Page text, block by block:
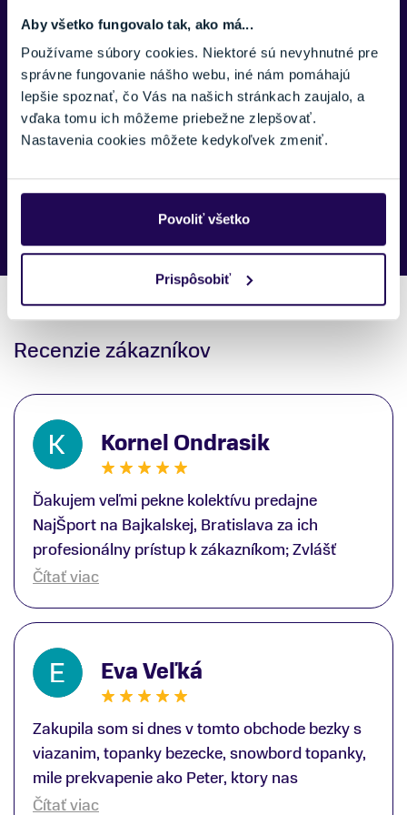
Aby všetko fungovalo tak, ako má...
Používame súbory cookies. Niektoré sú nevyhnutné pre
správne fungovanie nášho webu, iné nám pomáhajú
lepšie spoznať, čo Vás na našich stránkach zaujalo, a
vďaka tomu ich môžeme priebežne zlepšovať.
Nastavenia cookies môžete kedykoľvek zmeniť.
Povoliť všetko
Prispôsobiť
SPRÁVA:
Náš špecialista vám, čo najskôr zavolá ohľadom tohto
Recenzie zákazníkov
Kornel Ondrasik
Ďakujem veľmi pekne kolektívu predajne
NajŠport na Bajkalskej, Bratislava za ich
profesionálny prístup k zákazníkom; Zvlášť
ďakujem špecialistovi Martinovi Gunišovi za
lyžiarskej obuvi, ako aj prilby.. všetko značka
Atomic; Pán Martin Guniš mi svojou
odbornosťou otvoril nové obzory a dozvedel
som sa, vďaka jeho profesionálnemu prístupu k
zákazníkovi, up-to-date informácie o nových
trendoch v lyžiarských technológiách; Z
predajne NajŠport som odchádzal s nakúpom
nového lyžiarského vybavenia nielen ako veľmi
Čítať viac
Eva Veľká
Zakupila som si dnes v tomto obchode bezky s
viazanim, topanky bezecke, snowbord topanky,
mile prekvapenie ako Peter, ktory nas
obsluhoval mal prehlad, poradil nam super. Za
Čítať viac